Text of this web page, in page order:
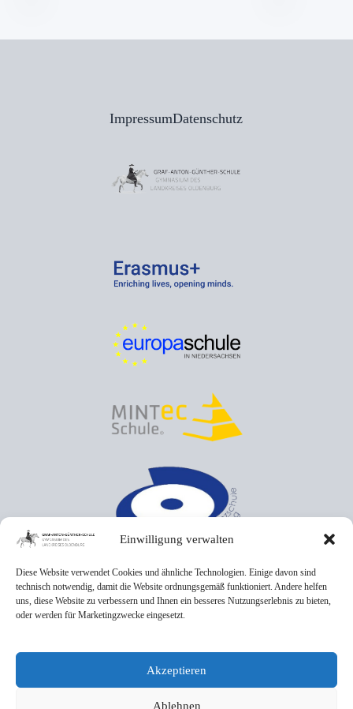
Einwilligung verwalten
Diese Website verwendet Cookies und ähnliche Technologien. Einige davon sind
technisch notwendig, damit die Website ordnungsgemäß funktioniert. Andere helfen
uns, diese Website zu verbessern und Ihnen ein besseres Nutzungserlebnis zu bieten,
oder werden für Marketingzwecke eingesetzt.
Akzeptieren
Ablehnen
ImpressumDatenschutz